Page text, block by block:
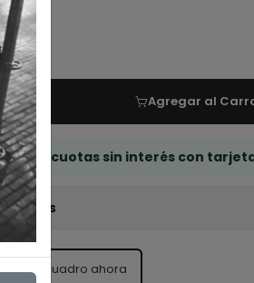
Agregar al
en 3 cuotas sin interés con
este cuadro ahora